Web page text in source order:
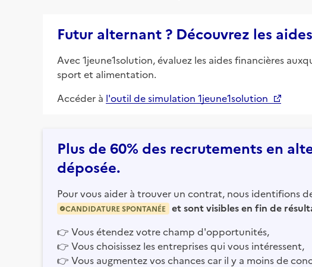
Futur alternant ? Découvrez les
Avec 1jeune1solution, évaluez les aides financières
sport et alimentation.
Accéder à l'outil de simulation 1jeune1solution
Plus de 60% des recrutements en
déposée.
Pour vous aider à trouver un contrat, nous identifions
CANDIDATURE SPONTANÉE
et sont visibles en fin de
👉 Vous étendez votre champ d'opportunités,
👉 Vous choisissez les entreprises qui vous intéressent,
👉 Vous augmentez vos chances car il y a moins de